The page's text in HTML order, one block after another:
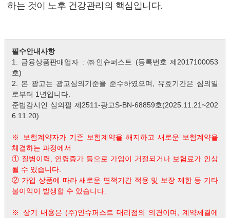
하는 것이 노후 건강관리의 핵심입니다.
필수안내사항
1. 금융상품판매업자 : ㈜인슈퍼스트 (등록번호 제2017100053
호)
2. 본 광고는 광고심의기준을 준수하였으며, 유효기간은 심의일
로부터 1년입니다.
준법감시인 심의필 제2511-광고S-BN-68859호(2025.11.21~202
6.11.20)
※ 보험계약자가 기존 보험계약을 해지하고 새로운 보험계약을
체결하는 과정에서
① 질병이력, 연령증가 등으로 가입이 거절되거나 보험료가 인상
될 수 있습니다.
② 가입 상품에 따라 새로운 면책기간 적용 및 보장 제한 등 기타
불이익이 발생할 수 있습니다.
※ 상기 내용은 (주)인슈퍼스트 대리점의 의견이며, 계약체결에